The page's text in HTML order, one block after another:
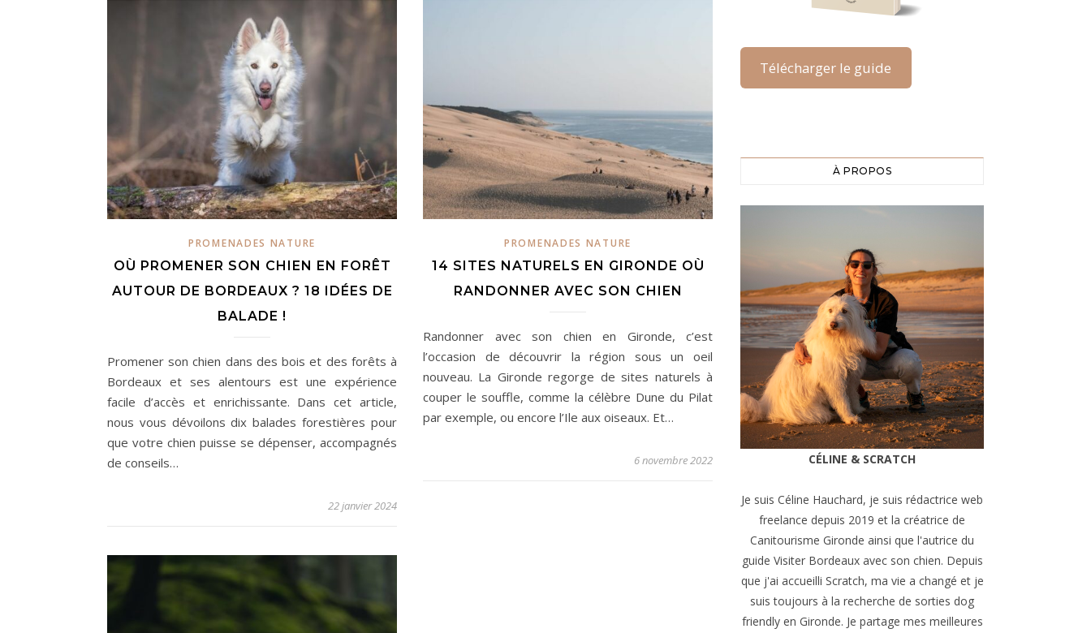
PROMENADES NATURE
OÙ PROMENER SON CHIEN EN FORÊT
AUTOUR DE BORDEAUX ? 18 IDÉES DE
BALADE !
Promener son chien dans des bois et des forêts à
Bordeaux et ses alentours est une expérience
facile d’accès et enrichissante. Dans cet article,
nous vous dévoilons dix balades forestières pour
que votre chien puisse se dépenser, accompagnés
de conseils…
22 janvier 2024
PROMENADES NATURE
14 SITES NATURELS EN GIRONDE OÙ
RANDONNER AVEC SON CHIEN
Randonner avec son chien en Gironde, c’est
l’occasion de découvrir la région sous un oeil
nouveau. La Gironde regorge de sites naturels à
couper le souffle, comme la célèbre Dune du Pilat
par exemple, ou encore l’Ile aux oiseaux. Et…
6 novembre 2022
Télécharger le guide
À PROPOS
CÉLINE & SCRATCH
Je suis Céline Hauchard, je suis rédactrice web
freelance depuis 2019 et la créatrice de
Canitourisme Gironde ainsi que l'autrice du
guide Visiter Bordeaux avec son chien. Depuis
que j'ai accueilli Scratch, ma vie a changé et je
suis toujours à la recherche de sorties dog
friendly en Gironde. Je partage mes meilleures